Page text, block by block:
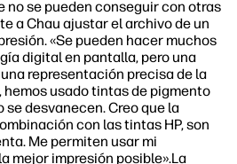
no se pueden conseguir con otras
a Chau ajustar el archivo de un
«Se pueden hacer muchos
digital en pantalla, pero una
representación precisa de la
hemos usado tintas de pigmento
se desvanecen. Creo que la
con las tintas HP, son
Me permiten usar mi
mejor impresión posible».La